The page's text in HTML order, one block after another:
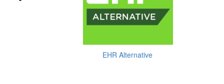
EHR Alternative